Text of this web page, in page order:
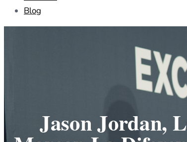
Blog
Jason Jordan,